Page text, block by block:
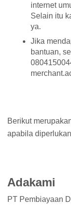
internet
Selain itu
ya.
Jika
bantuan,
Berikut
apabila
Adakami
PT Pembiayaan